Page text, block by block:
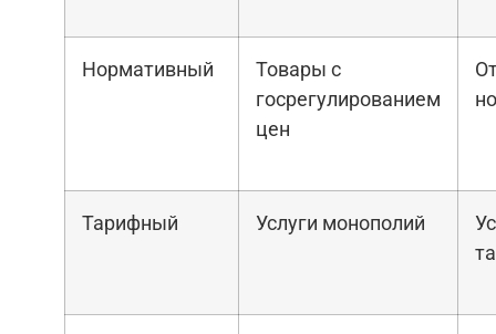
Нормативный
Товары с
госрегулированием
цен
Тарифный Услуги монополий